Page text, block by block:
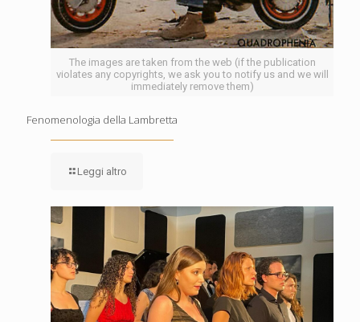
The images are taken from the web (if the publication
violates any copyrights, we ask you to notify us and we will
immediately remove them)
Fenomenologia della Lambretta
Leggi altro